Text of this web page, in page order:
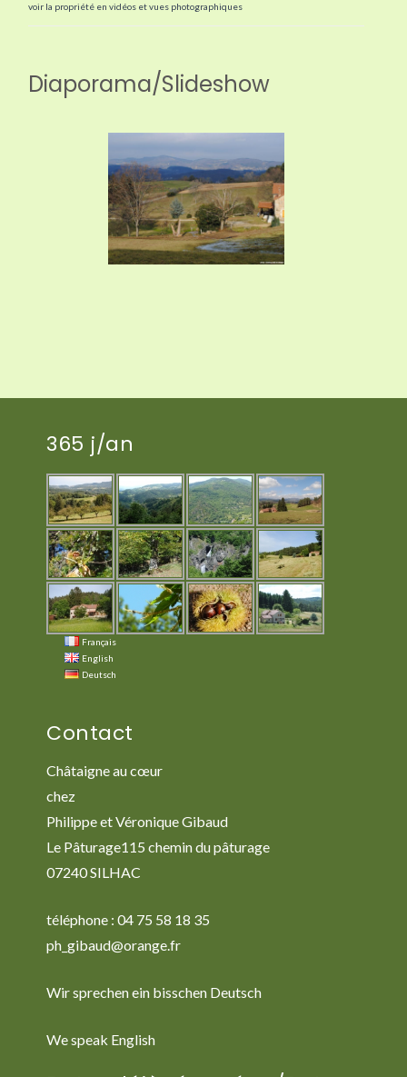
voir la propriété en vidéos et vues photographiques
Diaporama/Slideshow
365 j/an
Français
English
Deutsch
Contact
Châtaigne au cœur
chez
Philippe et Véronique Gibaud
Le Pâturage115 chemin du pâturage
07240 SILHAC
téléphone : 04 75 58 18 35
ph_gibaud@orange.fr
Wir sprechen ein bisschen Deutsch
We speak English